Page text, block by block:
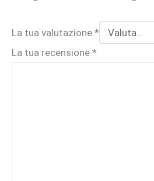
La tua valutazione *
La tua recensione *